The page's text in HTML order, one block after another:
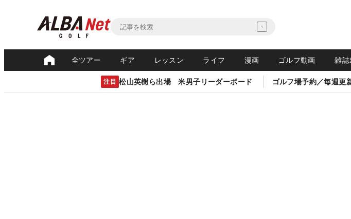
全ツアー ギア レッスン ライフ 漫画 ゴルフ動画 雑誌
注目 松山英樹ら出場 米男子リーダーボード ゴルフ場予約／毎週更